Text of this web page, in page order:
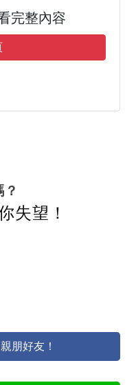
完整內容
失望！
朋好友！